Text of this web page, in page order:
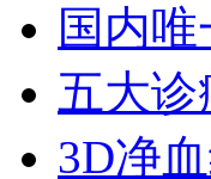
国内
五大诊
3D净